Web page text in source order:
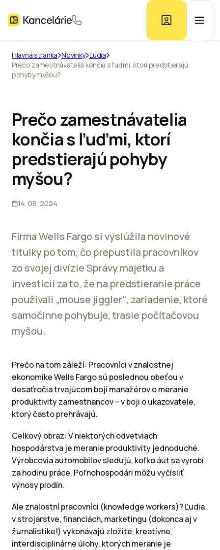
Ponuka kancelárií
Kontakt
Hlavná stránka Novinky Ľudia
Prečo zamestnávatelia končia s ľuďmi, ktorí predstierajú
pohyby myšou?
Prečo zamestnávatelia
končia s ľuďmi, ktorí
predstierajú pohyby
myšou?
14. 08. 2024
Firma Wells Fargo si vyslúžila novinové
titulky po tom, čo prepustila pracovníkov
zo svojej divízie Správy majetku a
investícií za to, že na predstieranie práce
používali „mouse jiggler“, zariadenie, ktoré
samočinne pohybuje, trasie počítačovou
myšou.
Prečo na tom záleží: Pracovníci v znalostnej
ekonomike Wells Fargo sú poslednou obeťou v
desaťročia trvajúcom boji manažérov o meranie
produktivity zamestnancov – v boji o ukazovatele,
ktorý často prehrávajú.
Celkový obraz: V niektorých odvetviach
hospodárstva je meranie produktivity jednoduché.
Výrobcovia automobilov sledujú, koľko áut sa vyrobí
za hodinu práce. Poľnohospodári môžu vyčísliť
výnosy plodín.
Ale znalostní pracovníci (knowledge workers)? Ľudia
v strojárstve, financiách, marketingu (dokonca aj v
žurnalistike!) vykonávajú zložité, kreatívne,
interdisciplinárne úlohy, ktorých meranie je